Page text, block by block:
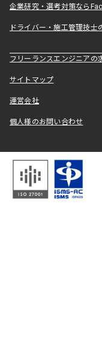
企業研究・選考対策なら
ドライバー・施工管理技士
フリーランスエンジニアの
サイトマップ
運営会社
個人様のお問い合わせ